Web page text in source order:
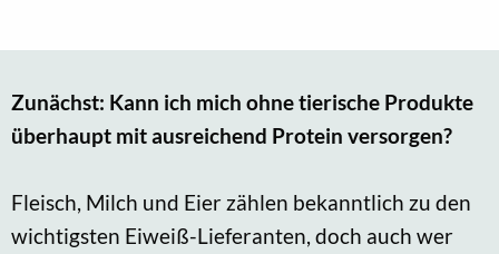
Zunächst: Kann ich mich ohne tierische Produkte
überhaupt mit ausreichend Protein versorgen?
Fleisch, Milch und Eier zählen bekanntlich zu den
wichtigsten Eiweiß-Lieferanten, doch auch wer